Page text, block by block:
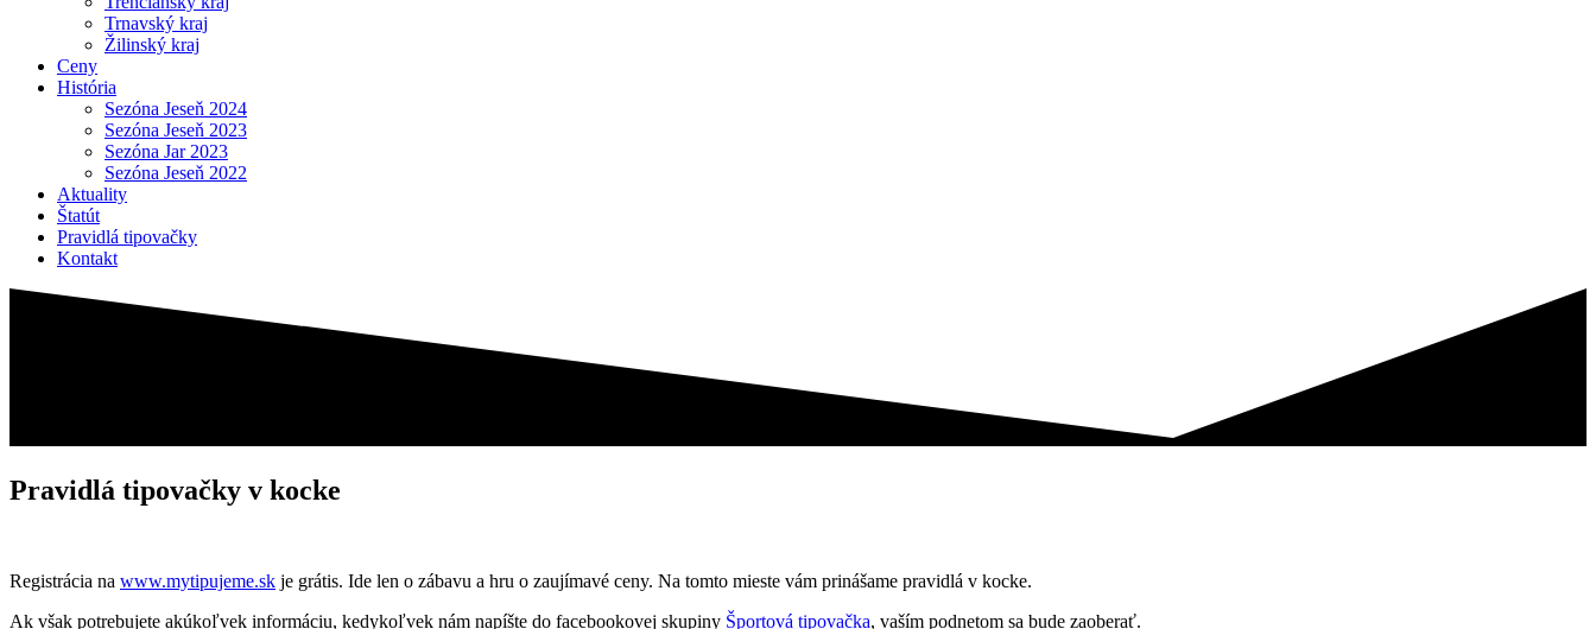
Trnavský kraj
Žilinský kraj
Ceny
História
Sezóna Jeseň 2024
Sezóna Jeseň 2023
Sezóna Jar 2023
Sezóna Jeseň 2022
Aktuality
Štatút
Pravidlá tipovačky
Kontakt
Pravidlá tipovačky v kocke
Registrácia na www.mytipujeme.sk je grátis. Ide len o zábavu a hru o zaujímavé ceny. Na tomto mieste vám prinášame pravidlá v kocke.
Ak však potrebujete akúkoľvek informáciu, kedykoľvek nám napíšte do facebookovej skupiny Športová tipovačka, vaším podnetom sa bude zaoberať.